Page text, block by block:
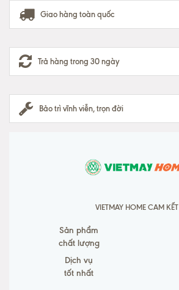
Giao hàng toàn quốc
Trả hàng trong 30 ngày
Bảo trì vĩnh viễn, trọn đời
VIETMAY HOME CAM KẾT
Sản phẩm
chất lượng
Dịch vụ
tốt nhất